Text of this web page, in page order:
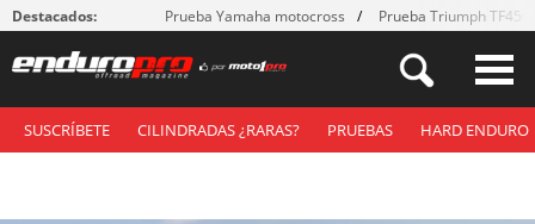
Destacados: Prueba Yamaha motocross Prueba Triumph
SUSCRÍBETE CILINDRADAS ¿RARAS? PRUEBAS HARD ENDURO